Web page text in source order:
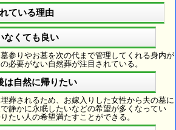
ている理由
なくても良い
参りやお墓を次の代まで管理してくれる身内が
必要がない自然葬が注目されている。
は自然に帰りたい
葬されるため、お嫁入りした女性から夫の墓に
静かに永眠したいなどの希望が多くなってい
たい人の希望満たすことができる。